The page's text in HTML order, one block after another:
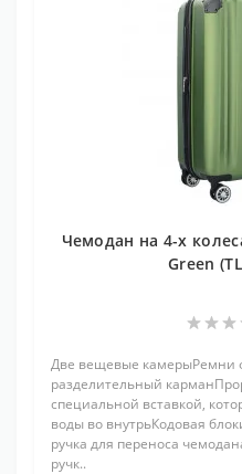
Чемодан на 4-х
Green
Две вещевые камерыРемни
разделительный
специальной вставкой,
воды во внутрьКодовая
ручка для переноса
ручк..